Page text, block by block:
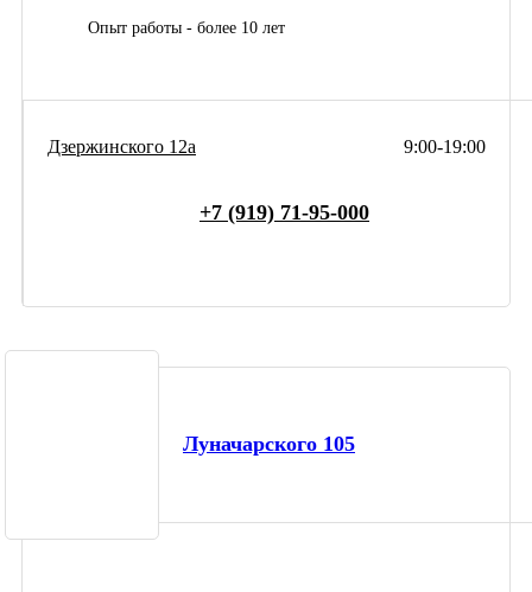
Опыт работы - более 10 лет
9:00-19:00
Дзержинского 12а
+7 (919) 71-95-000
Луначарского 105